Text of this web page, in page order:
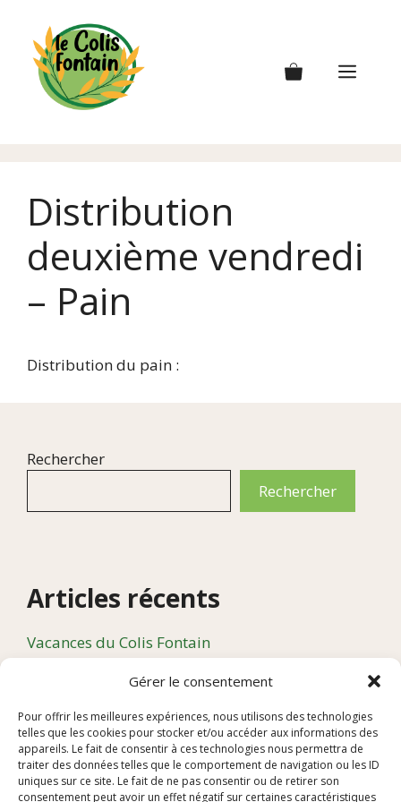
Gérer le consentement
Pour offrir les meilleures expériences, nous utilisons des technologies
telles que les cookies pour stocker et/ou accéder aux informations des
appareils. Le fait de consentir à ces technologies nous permettra de
traiter des données telles que le comportement de navigation ou les ID
uniques sur ce site. Le fait de ne pas consentir ou de retirer son
consentement peut avoir un effet négatif sur certaines caractéristiques
contenu
Distribution
deuxième vendredi
– Pain
Distribution du pain :
Rechercher
Rechercher
Articles récents
Vacances du Colis Fontain
Compte rendu de l’assemblée générale du Colis
Gaieté
« VIVANT » : petit-déjeuner spectacle le 14 Juin
Le Colis Fontain a fêté ses 5 ans !